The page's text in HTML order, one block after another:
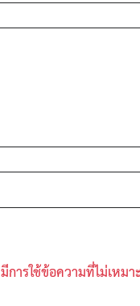
มีการใช้ข้อความที่ไม่เหม